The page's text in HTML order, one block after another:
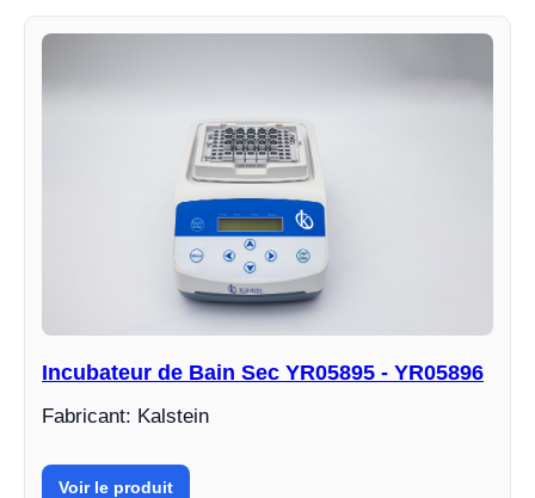
Incubateur de Bain Sec YR05895 - YR05896
Fabricant: Kalstein
Voir le produit